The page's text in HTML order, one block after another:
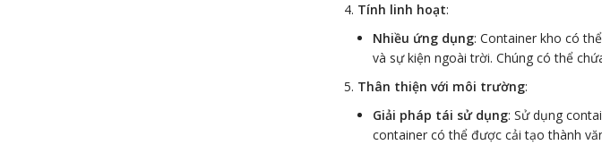
Tính linh hoạt:
Nhiều ứng dụng: Container kho có
và sự kiện ngoài trời. Chúng có thể
Thân thiện với môi trường:
Giải pháp tái sử dụng: Sử dụng
container có thể được cải tạo thành